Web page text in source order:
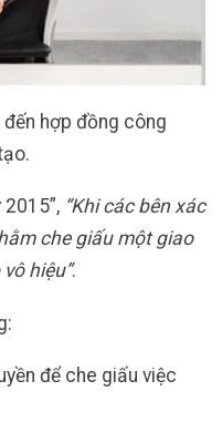
hợp đồng công
“Khi các bên xác
che giấu một giao
hiệu”.
để che giấu việc